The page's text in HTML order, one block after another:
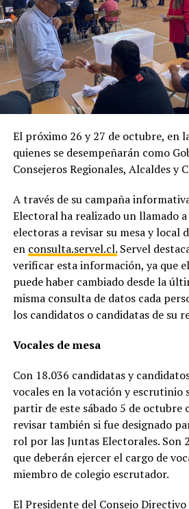
El próximo 26 y 27 de octubre, en
quienes se desempeñarán como
Consejeros Regionales, Alcaldes y
A través de su campaña
Electoral ha realizado un llamado
electoras a revisar su mesa y local
en consulta.servel.cl.Servel
verificar esta información, ya que
puede haber cambiado desde la
misma consulta de datos cada
los candidatos o candidatas de su
Vocales de mesa
Con 18.036 candidatas y
vocales en la votación y escrutinio
partir de este sábado 5 de octubre
revisar también si fue designado
rol por las Juntas Electorales. Son
que deberán ejercer el cargo de
miembro de colegio escrutador.
El Presidente del Consejo